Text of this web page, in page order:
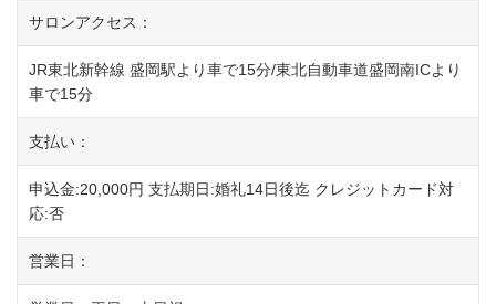
サロンアクセス：
JR東北新幹線 盛岡駅より車で15分/東北自動車道盛岡南ICより
車で15分
支払い：
申込金:20,000円 支払期日:婚礼14日後迄 クレジットカード対
応:否
営業日：